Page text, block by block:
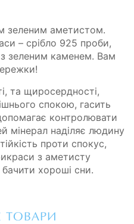
зеленим аметистом.
– срібло 925 проби,
зеленим каменем. Вам
та щиросердності,
спокою, гасить
контролювати
мінерал наділяє людину
проти спокус,
з аметисту
хороші сни.
ТОВАРИ